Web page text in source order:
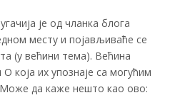
је од чланка блога
месту и појављиваће се
(у већини тема). Већина
која их упознаје са могућим
да каже нешто као ово: